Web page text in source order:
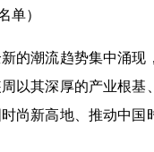
单）
的潮流趋势集中涌现
以其深厚的产业根基
尚新高地、推动中国